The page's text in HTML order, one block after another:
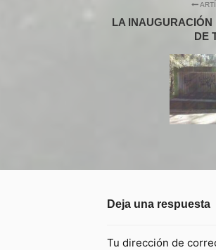
LA
DE
Deja una respuesta
Tu dirección de